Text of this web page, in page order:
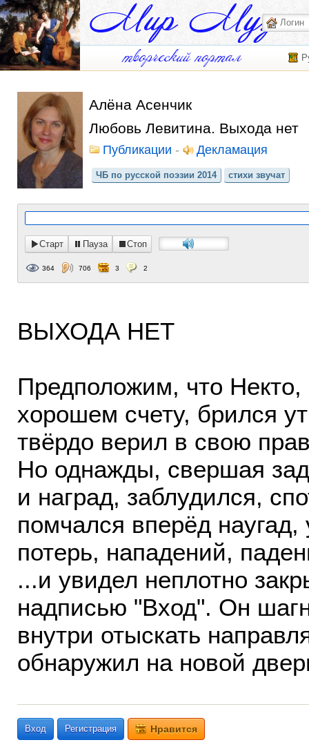
Алёна Асенчик
Любовь Левитина. Выхода нет
Публикации - Декламация
ЧБ по русской поэзии 2014 стихи звучат
Старт Пауза Стоп
364 706 3 2
ВЫХОДА НЕТ
Предположим, что
хорошем счету, брился
твёрдо верил в свою
Но однажды, свершая
и наград, заблудился,
помчался вперёд наугад,
потерь, нападений,
...и увидел неплотно
надписью "Вход". Он
внутри отыскать
обнаружил на новой
Вход Регистрация Нравится